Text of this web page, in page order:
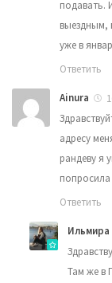
подавать.
выездным,
уже в
Ответить
Ainura
адресу
рандеву я
попросила
Ответить
Ильмира
Там же в